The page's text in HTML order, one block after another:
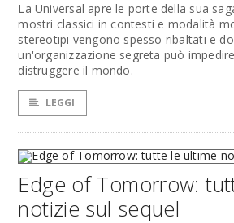
La Universal apre le porte della sua
mostri classici in contesti e modalità
stereotipi vengono spesso ribaltati e
un'organizzazione segreta può
distruggere il mondo.
LEGGI
Edge of Tomorrow:
notizie sul sequel